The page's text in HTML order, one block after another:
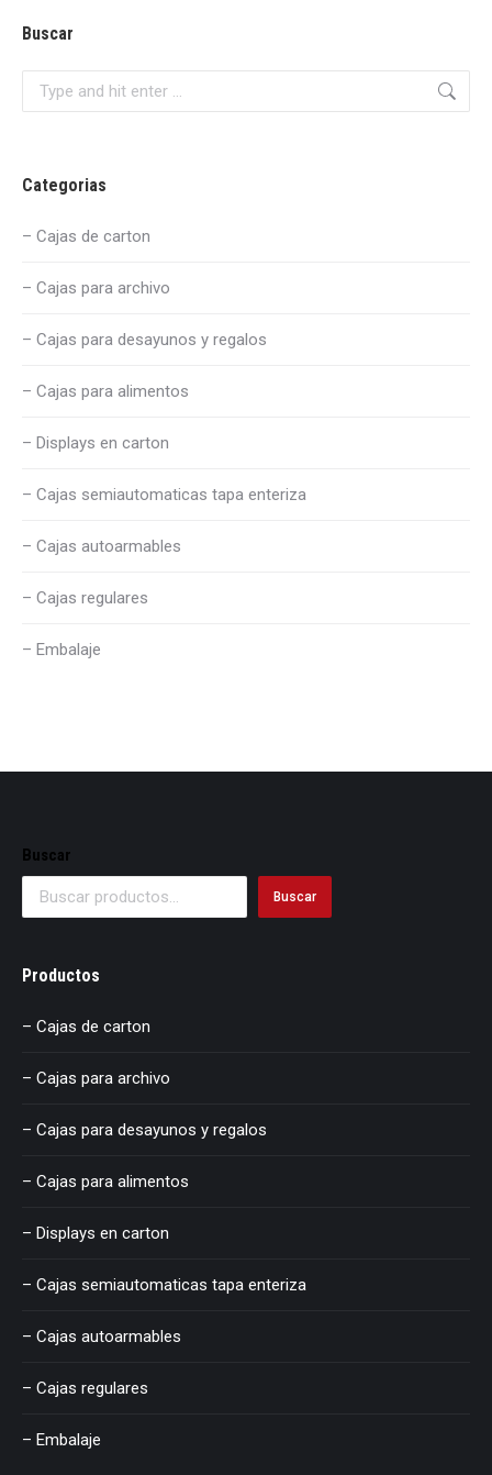
Buscar
Search:
Categorias
– Cajas de carton
– Cajas para archivo
– Cajas para desayunos y regalos
– Cajas para alimentos
– Displays en carton
– Cajas semiautomaticas tapa enteriza
– Cajas autoarmables
– Cajas regulares
– Embalaje
Buscar
Buscar
Productos
– Cajas de carton
– Cajas para archivo
– Cajas para desayunos y regalos
– Cajas para alimentos
– Displays en carton
– Cajas semiautomaticas tapa enteriza
– Cajas autoarmables
– Cajas regulares
– Embalaje